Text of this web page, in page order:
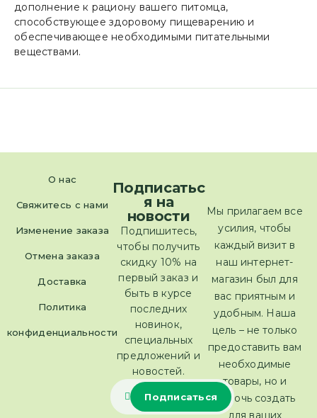
дополнение к рациону вашего питомца,
способствующее здоровому пищеварению и
обеспечивающее необходимыми питательными
веществами.
О нас
Свяжитесь с нами
Изменение заказа
Отмена заказа
Доставка
Политика
конфиденциальности
Мы прилагаем все
усилия, чтобы
каждый визит в
наш интернет-
магазин был для
вас приятным и
удобным. Наша
цель – не только
предоставить вам
необходимые
товары, но и
помочь создать
для ваших
Подписатьс
я на
новости
Подпишитесь,
чтобы получить
скидку 10% на
первый заказ и
быть в курсе
последних
новинок,
специальных
предложений и
новостей.